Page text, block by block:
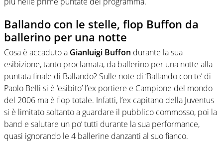
Ballando con le stelle, flop Buffon da
ballerino per una notte
Cosa è accaduto a Gianluigi Buffon durante la sua
esibizione, tanto proclamata, da ballerino per una notte alla
puntata finale di Ballando? Sulle note di ‘Ballando con te’ di
Paolo Belli si è ‘esibito’ l’ex portiere e Campione del mondo
del 2006 ma è flop totale. Infatti, l’ex capitano della Juventus
si è limitato soltanto a guardare il pubblico commosso, poi la
band e salutare un po’ tutti durante la sua performance,
quasi ignorando le 4 ballerine danzanti al suo fianco.